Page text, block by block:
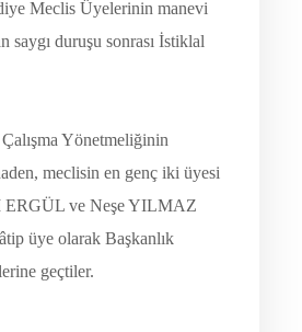
Meclis Üyelerinin manevi
saygı duruşu sonrası İstiklal
Yönetmeliğinin
meclisin en genç iki üyesi
ERGÜL ve Neşe YILMAZ
üye olarak Başkanlık
geçtiler.